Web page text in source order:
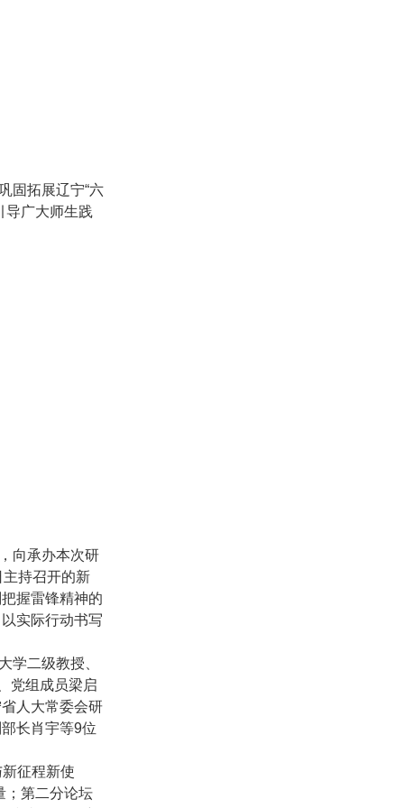
固拓展辽宁“六
导广大师生践
向承办本次研
持召开的新
握雷锋精神的
实际行动书写
学二级教授、
党组成员梁启
人大常委会研
长肖宇等9位
征程新使
；第二分论坛